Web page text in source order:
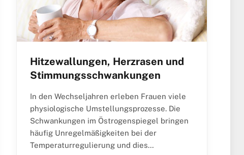
Hitzewallungen, Herzrasen und
Stimmungsschwankungen
In den Wechseljahren erleben Frauen viele
physiologische Umstellungsprozesse. Die
Schwankungen im Östrogenspiegel bringen
häufig Unregelmäßigkeiten bei der
Temperaturregulierung und dies…